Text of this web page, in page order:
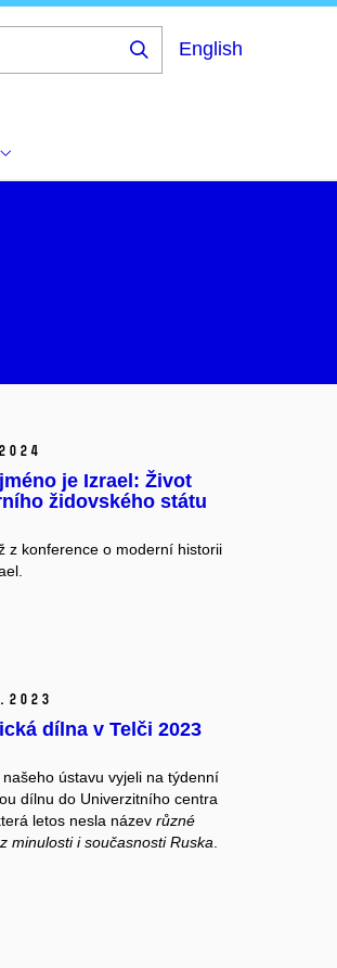
English
2024
je Izrael: Život
židovského státu
z konference o moderní historii
2023
dílna v Telči 2023
ústavu vyjeli na týdenní
dílnu do Univerzitního centra
letos nesla název různé
minulosti i současnosti Ruska